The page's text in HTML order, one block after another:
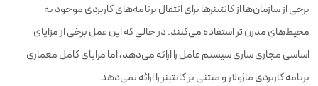
برخی از سازمان‌ها از کانتینرها برای انتقال برنامه‌های کاربردی موجود به
محیط‌های مدرن تر استفاده می‌کنند. در حالی که این عمل برخی از مزایای
اساسی مجازی سازی سیستم عامل را ارائه می‌دهد، اما مزایای کامل معماری
برنامه کاربردی ماژولار و مبتنی بر کانتینر را ارائه نمی‌دهد.